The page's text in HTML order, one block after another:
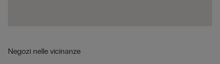
Negozi nelle vicinanze